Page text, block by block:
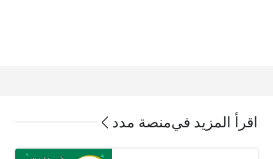
اقرأ المزيد فيمنصة مدد